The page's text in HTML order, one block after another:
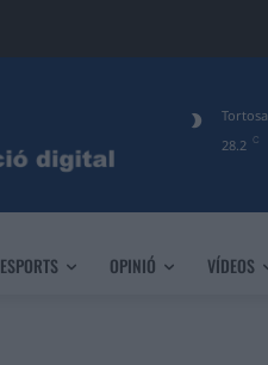
28.2 C
Tortosa
ESPORTS OPINIÓ VÍDEOS